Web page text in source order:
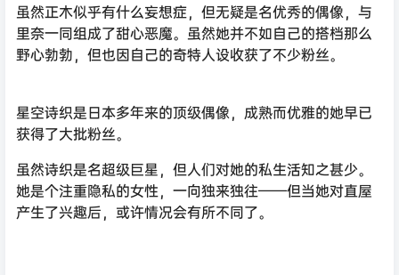
虽然正木似乎有什么妄想症，但无疑是名优秀的偶像，与
里奈一同组成了甜心恶魔。虽然她并不如自己的搭档那么
野心勃勃，但也因自己的奇特人设收获了不少粉丝。
星空诗织是日本多年来的顶级偶像，成熟而优雅的她早已
获得了大批粉丝。
虽然诗织是名超级巨星，但人们对她的私生活知之甚少。
她是个注重隐私的女性，一向独来独往——但当她对直屋
产生了兴趣后，或许情况会有所不同了。